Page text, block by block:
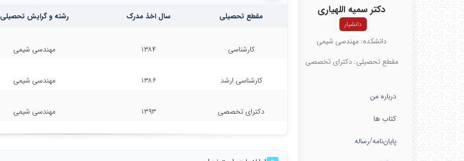
دکتر سمیه اللهیاری
دانشیار
دانشکده: مهندسی شیمی
مقطع تحصیلی: دکترای تخصصی
درباره من
کتاب ها
پایان‌نامه‌/رساله
مقطع تحصیلی سال اخذ مدرک رشته و گرایش تحصیلی
کارشناسی ۱۳۸۴ مهندسی شیمی
کارشناسی ارشد ۱۳۸۶ مهندسی شیمی
دکترای تخصصی ۱۳۹۳ مهندسی شیمی